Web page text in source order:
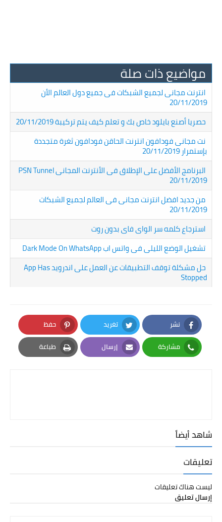
مواضيع ذات صلة
انترنت مجانى لجميع الشبكات فى جميع دول العالم الأن
20/11/2019
حصريا أصنع بايلود خاص بك و تعلم كيف يتم تركيبة 20/11/2019
نت مجانى فودافون انترنت الحاقن فودافون ثغرة متجددة
بإستمرار 20/11/2019
البرنامج الأفضل على الإطلاق فى الأنترنت المجانى PSN Tunnel
20/11/2019
من جديد افضل انترنت مجانى فى العالم لجميع الشبكات
20/11/2019
استرجاع كلمه سر الواى فاى بدون روت
تشغيل الوضع الليلى فى واتس اب Dark Mode On WhatsApp
حل مشكلة توقف التطبيقات عن العمل على اندرويد App Has
Stopped
نشر
Facebook
تغريد
Twitter
حفظ
Pinterest
مشاركة
Whatsapp
إرسال
Email
طباعة
Print
شاهد أيضاً
تعليقات
ليست هناك تعليقات
إرسال تعليق